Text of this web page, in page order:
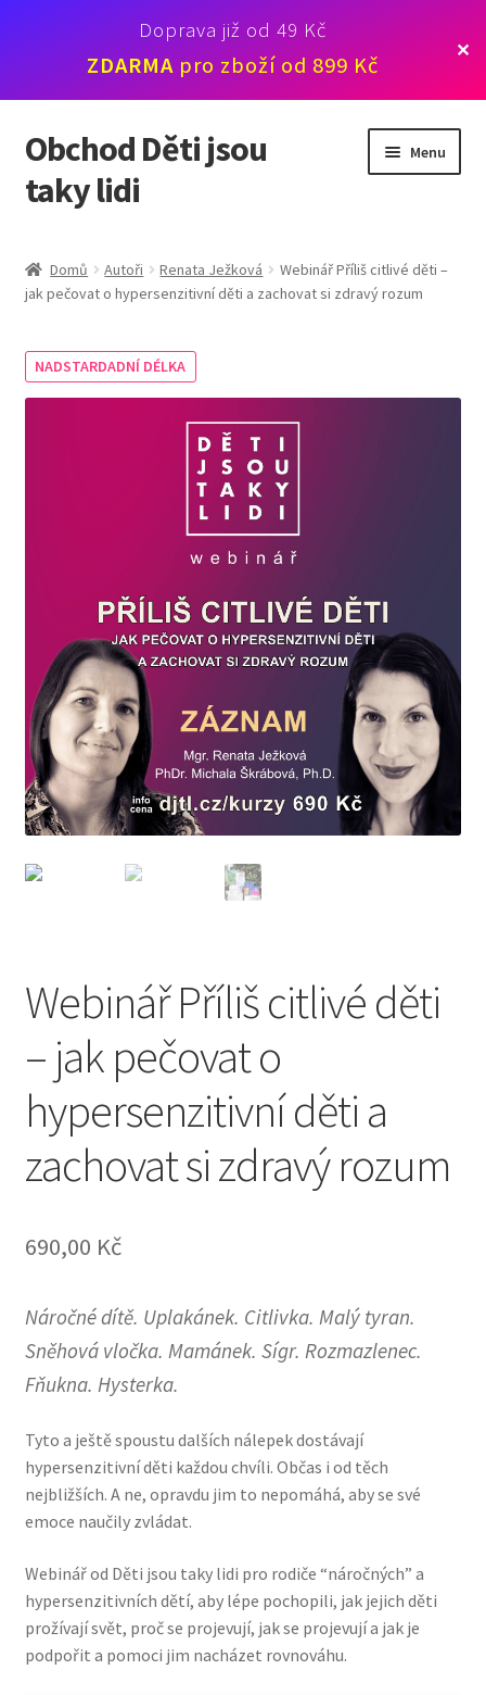
Doprava již od 49 Kč
ZDARMA pro zboží od 899 Kč
✕
Přeskočit
na
navigaci
Přejít
k
obsahu
Obchod Děti jsou
taky lidi
Menu
Knihy
Karty
Doprava, platba, kontakt
Domů Autoři Renata Ježková
Webinář Příliš citlivé děti –
jak pečovat o hypersenzitivní děti a zachovat si zdravý rozum
NADSTARDADNÍ DÉLKA
Webinář Příliš citlivé děti
– jak pečovat o
hypersenzitivní děti a
zachovat si zdravý rozum
690,00 Kč
Náročné dítě. Uplakánek. Citlivka. Malý tyran.
Sněhová vločka. Mamánek. Sígr. Rozmazlenec.
Fňukna. Hysterka.
Tyto a ještě spoustu dalších nálepek dostávají
hypersenzitivní děti každou chvíli. Občas i od těch
nejbližších. A ne, opravdu jim to nepomáhá, aby se své
emoce naučily zvládat.
Webinář od Děti jsou taky lidi pro rodiče “náročných” a
hypersenzitivních dětí, aby lépe pochopili, jak jejich děti
prožívají svět, proč se projevují, jak se projevují a jak je
podpořit a pomoci jim nacházet rovnováhu.